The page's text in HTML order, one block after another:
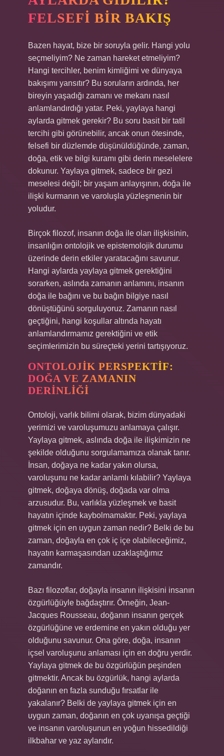
FELSEFI BIR BAKIŞ
Bazen hayat, bize bir soruyla gelir. Hangi yolu
seçmeliyim? Ne zaman hareket etmeliyim?
Hangi tercihler, benim kimliğimi ve dünyaya
bakışımı yansıtır? Bu soruların ardında, her
bireyin yaşadığı zamanı ve mekanı nasıl
anlamlandırdığı yatar. Peki, yaylaya hangi
aylarda gitmek gerekir? Bu soru basit bir tatil
tercihi gibi görünebilir, ancak onun ötesinde,
felsefi bir düzlemde düşünüldüğünde, zaman,
doğa, etik ve bilgi kuramı gibi derin meselelere
dokunur. Yaylaya gitmek, sadece bir gezi
meselesi değil; bir yaşam anlayışının, doğa ile
ilişki kurmanın ve varoluşla yüzleşmenin bir
yoludur.
Birçok filozof, insanın doğa ile olan ilişkisinin,
insanlığın ontolojik ve epistemolojik durumu
üzerinde derin etkiler yaratacağını savunur.
Hangi aylarda yaylaya gitmek gerektiğini
sorarken, aslında zamanın anlamını, insanın
doğa ile bağını ve bu bağın bilgiye nasıl
dönüştüğünü sorguluyoruz. Zamanın nasıl
geçtiğini, hangi koşullar altında hayatı
anlamlandırmamız gerektiğini ve etik
seçimlerimizin bu süreçteki yerini tartışıyoruz.
ONTOLOJIK PERSPEKTIF:
DOĞA VE ZAMANIN
DERINLIĞI
Ontoloji, varlık bilimi olarak, bizim dünyadaki
yerimizi ve varoluşumuzu anlamaya çalışır.
Yaylaya gitmek, aslında doğa ile ilişkimizin ne
şekilde olduğunu sorgulamamıza olanak tanır.
İnsan, doğaya ne kadar yakın olursa,
varoluşunu ne kadar anlamlı kılabilir? Yaylaya
gitmek, doğaya dönüş, doğada var olma
arzusudur. Bu, varlıkla yüzleşmek ve basit
hayatın içinde kaybolmamaktır. Peki, yaylaya
gitmek için en uygun zaman nedir? Belki de bu
zaman, doğayla en çok iç içe olabileceğimiz,
hayatın karmaşasından uzaklaştığımız
zamandır.
Bazı filozoflar, doğayla insanın ilişkisini insanın
özgürlüğüyle bağdaştırır. Örneğin, Jean-
Jacques Rousseau, doğanın insanın gerçek
özgürlüğüne ve erdemine en yakın olduğu yer
olduğunu savunur. Ona göre, doğa, insanın
içsel varoluşunu anlaması için en doğru yerdir.
Yaylaya gitmek de bu özgürlüğün peşinden
gitmektir. Ancak bu özgürlük, hangi aylarda
doğanın en fazla sunduğu fırsatlar ile
yakalanır? Belki de yaylaya gitmek için en
uygun zaman, doğanın en çok uyanışa geçtiği
ve insanın varoluşunun en yoğun hissedildiği
ilkbahar ve yaz aylarıdır.